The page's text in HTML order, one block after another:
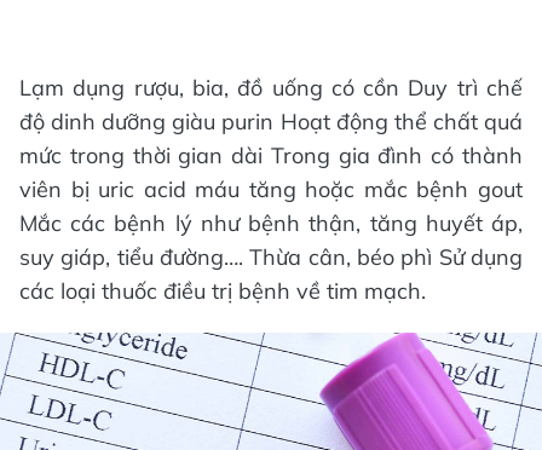
Lạm dụng rượu, bia, đồ uống có cồn Duy trì chế
độ dinh dưỡng giàu purin Hoạt động thể chất quá
mức trong thời gian dài Trong gia đình có thành
viên bị uric acid máu tăng hoặc mắc bệnh gout
Mắc các bệnh lý như bệnh thận, tăng huyết áp,
suy giáp, tiểu đường…. Thừa cân, béo phì Sử dụng
các loại thuốc điều trị bệnh về tim mạch.